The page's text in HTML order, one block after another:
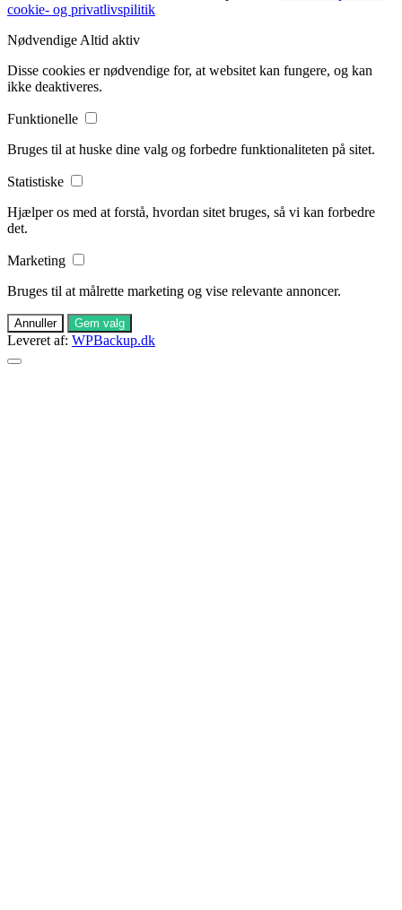
cookie- og privatlivspilitik
Nødvendige Altid aktiv
Disse cookies er nødvendige for, at websitet kan fungere, og kan
ikke deaktiveres.
Funktionelle
Bruges til at huske dine valg og forbedre funktionaliteten på sitet.
Statistiske
Hjælper os med at forstå, hvordan sitet bruges, så vi kan forbedre
det.
Marketing
Bruges til at målrette marketing og vise relevante annoncer.
Annuller Gem valg
Leveret af: WPBackup.dk